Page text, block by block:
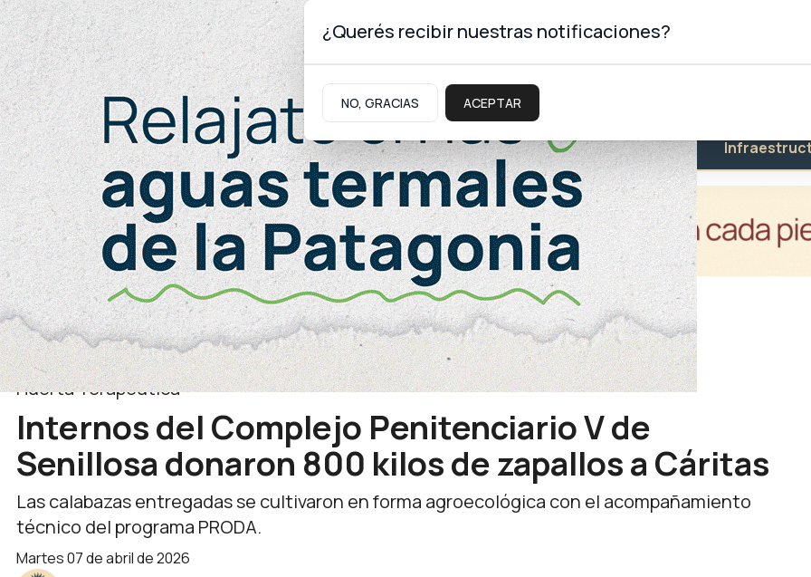
Jueves 6deAgostode 2026
Neuquinidad Gabinete Turismo Educación Salud
Economía
Huerta Terapéutica
Internos del Complejo Penitenciario V de
Senillosa donaron 800 kilos de zapallos a Cáritas
Las calabazas entregadas se cultivaron en forma agroecológica con el acompañamiento
técnico del programa PRODA.
martes 07 de abril de 2026
¿Querés recibir nuestras notificaciones?
NO, GRACIAS ACEPTAR